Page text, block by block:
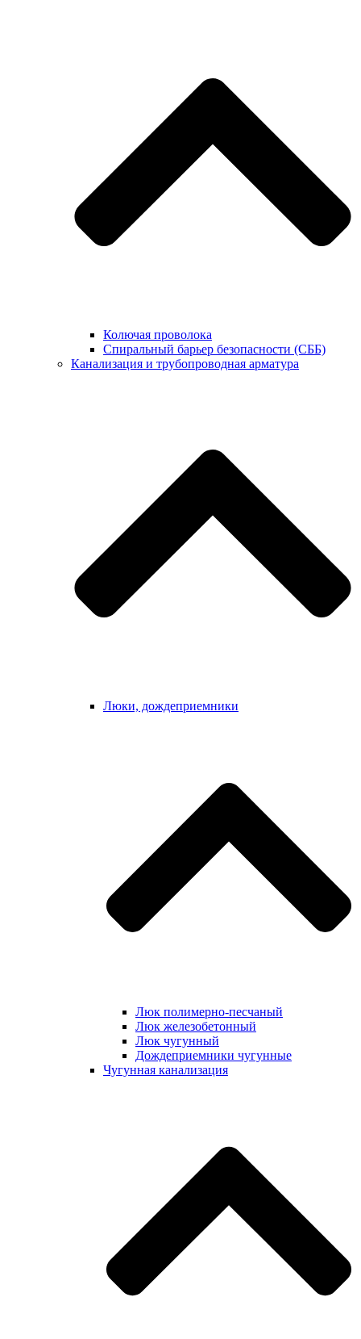
Колючая проволока
Спиральный барьер безопасности (СББ)
Канализация и трубопроводная арматура
Люки, дождеприемники
Люк полимерно-песчаный
Люк железобетонный
Люк чугунный
Дождеприемники чугунные
Чугунная канализация